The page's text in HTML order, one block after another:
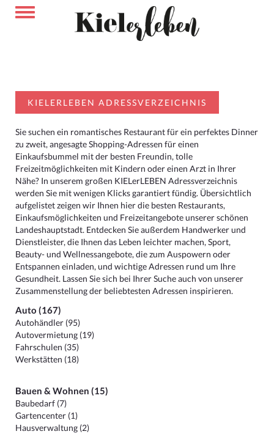
KIELERLEBEN ADRESSVERZEICHNIS
Sie suchen ein romantisches Restaurant für ein perfektes Dinner
zu zweit, angesagte Shopping-Adressen für einen
Einkaufsbummel mit der besten Freundin, tolle
Freizeitmöglichkeiten mit Kindern oder einen Arzt in Ihrer
Nähe? In unserem großen KIELerLEBEN Adressverzeichnis
werden Sie mit wenigen Klicks garantiert fündig. Übersichtlich
aufgelistet zeigen wir Ihnen hier die besten Restaurants,
Einkaufsmöglichkeiten und Freizeitangebote unserer schönen
Landeshauptstadt. Entdecken Sie außerdem Handwerker und
Dienstleister, die Ihnen das Leben leichter machen, Sport,
Beauty- und Wellnessangebote, die zum Auspowern oder
Entspannen einladen, und wichtige Adressen rund um Ihre
Gesundheit. Lassen Sie sich bei Ihrer Suche auch von unserer
Zusammenstellung der beliebtesten Adressen inspirieren.
Auto (167)
Autohändler (95)
Autovermietung (19)
Fahrschulen (35)
Werkstätten (18)
Bauen & Wohnen (15)
Baubedarf (7)
Gartencenter (1)
Hausverwaltung (2)